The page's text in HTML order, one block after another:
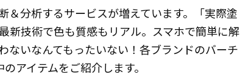
＆分析するサービスが増えています。「実際塗
新技術で色も質感もリアル。スマホで簡単に解
ないなんてもったいない！各ブランドのバーチ
アイテムをご紹介します。